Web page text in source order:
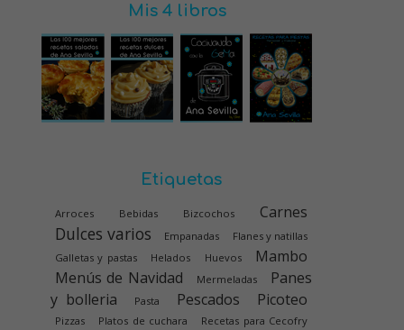
Mis 4 libros
Etiquetas
Arroces Bebidas Bizcochos Carnes
Dulces varios Empanadas
Flanes y natillas
Galletas y pastas
Helados Huevos
Mambo
Menús de Navidad
Mermeladas
Panes
y bolleria
Pasta Pescados Picoteo
Pizzas Platos de cuchara Recetas para Cecofry